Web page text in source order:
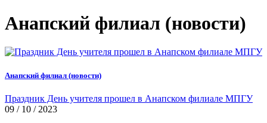
Анапский филиал (новости)
Анапский филиал (новости)
Праздник День учителя прошел в Анапском филиале МПГУ
09 / 10 / 2023